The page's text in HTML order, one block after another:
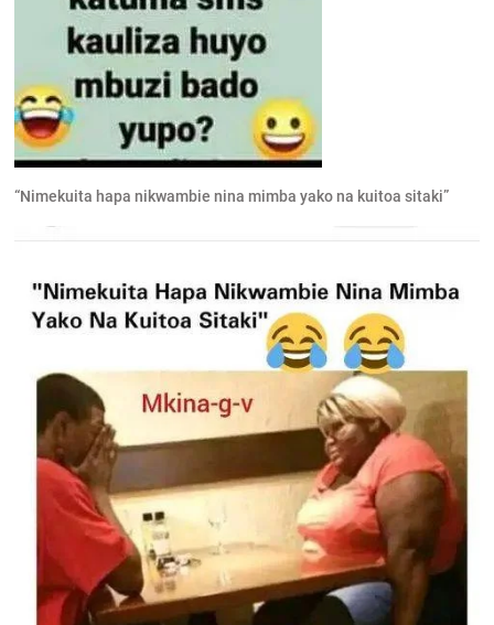
“Nimekuita hapa nikwambie nina mimba yako na kuitoa sitaki”